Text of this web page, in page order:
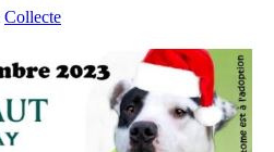
Collecte